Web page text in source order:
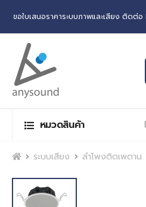
ขอใบเสนอราคาระบบภาพและเสียง ติดต่
หมวดสินค้า
หน้าแรกระบบเสียง ลำโพงติดเพดาน